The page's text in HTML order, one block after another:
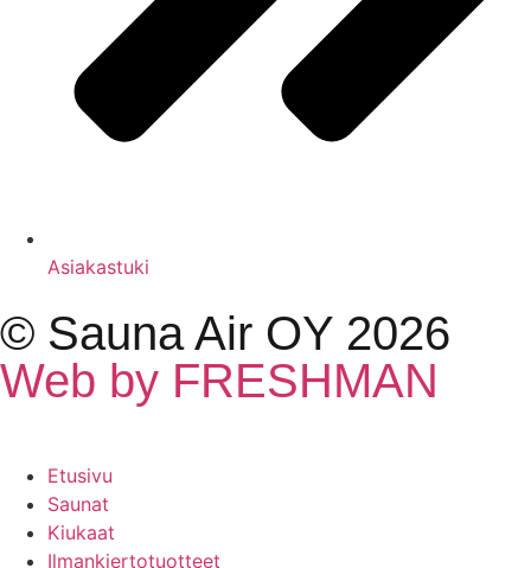
Asiakastuki
© Sauna Air OY 2026
Web by FRESHMAN
Etusivu
Saunat
Kiukaat
Ilmankiertotuotteet